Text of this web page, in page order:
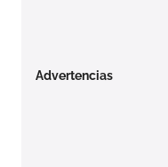
Advertencias